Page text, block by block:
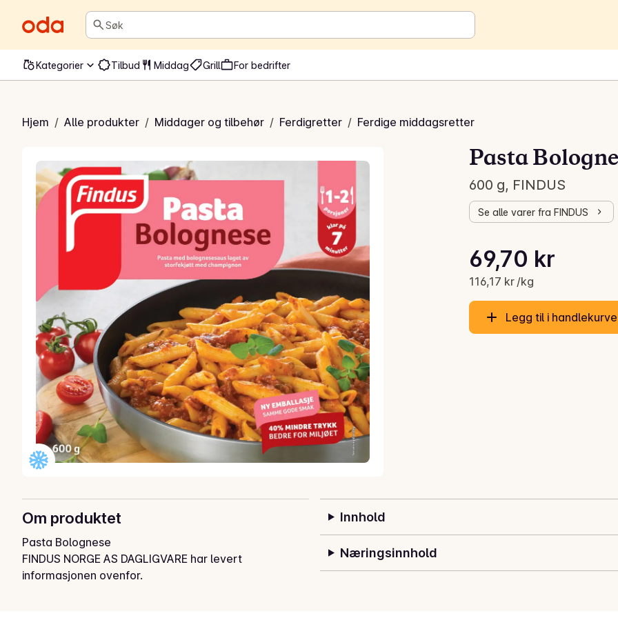
Søk
Kategorier Tilbud Middag Grill For bedrifter
Hjem / Alle produkter / Middager og tilbehør / Ferdigretter / Ferdige middagsretter
Bolognese
Pasta
600 g, FINDUS
Se alle varer fra FINDUS
Gjeldende pris er: 69,70 kr
69,70 kr
116,17 kr /kg
Stykkpris: 116,17 kr /kg
Legg til i
Om produktet
Pasta Bolognese
FINDUS NORGE AS DAGLIGVARE har levert
informasjonen ovenfor.
Innhold
Næringsinnhold